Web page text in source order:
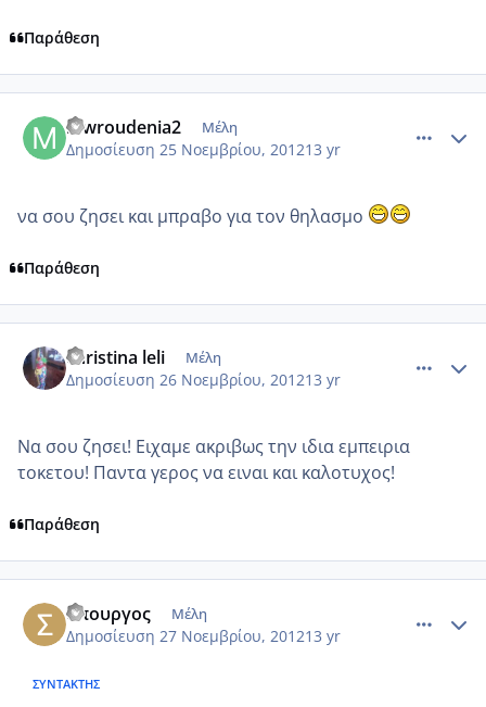
Παράθεση
mwroudenia2 Μέλη
Δημοσίευση 25 Νοεμβρίου, 201213 yr
να σου ζησει και μπραβο για τον θηλασμο
Παράθεση
christina leli Μέλη
Δημοσίευση 26 Νοεμβρίου, 201213 yr
Να σου ζησει! Ειχαμε ακριβως την ιδια εμπειρια
τοκετου! Παντα γερος να ειναι και καλοτυχος!
Παράθεση
σπουργος Μέλη
Δημοσίευση 27 Νοεμβρίου, 201213 yr
ΣΥΝΤΆΚΤΗΣ